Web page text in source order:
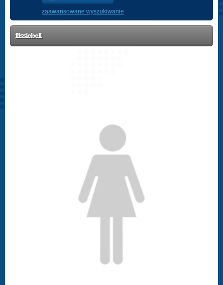
zaawansowane wyszukiwanie
flissiebell